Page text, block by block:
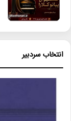
انتخاب سردبیر